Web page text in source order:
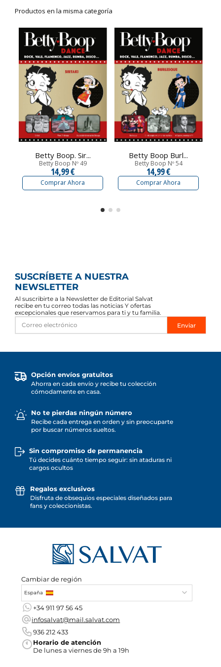
Productos en la misma categoría
Betty Boop. Sir...
Betty Boop Nº 49
14,99 €
Comprar Ahora
Betty Boop Burl...
Betty Boop Nº 54
14,99 €
Comprar Ahora
SUSCRÍBETE A NUESTRA
NEWSLETTER
Al suscribirte a la Newsletter de Editorial Salvat
recibe en tu correo todas las noticias Y ofertas
excepcionales que reservamos para ti y tu familia.
Enviar
Opción envíos gratuitos
Ahorra en cada envío y recibe tu colección
cómodamente en casa.
No te pierdas ningún número
Recibe cada entrega en orden y sin preocuparte
por buscar números sueltos.
Sin compromiso de permanencia
Tú decides cuánto tiempo seguir: sin ataduras ni
cargos ocultos
Regalos exclusivos
Disfruta de obsequios especiales diseñados para
fans y coleccionistas.
Cambiar de región
España
+34 911 97 56 45
infosalvat@mail.salvat.com
936 212 433
Horario de atención
De lunes a viernes de 9h a 19h